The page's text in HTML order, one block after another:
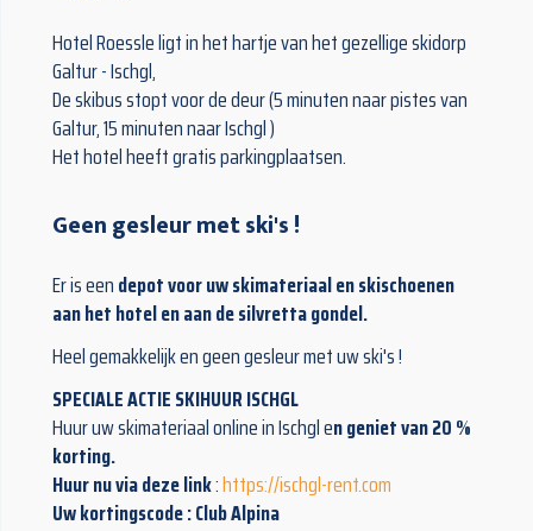
Hotel Roessle ligt in het hartje van het gezellige skidorp
Galtur - Ischgl,
De skibus stopt voor de deur (5 minuten naar pistes van
Galtur, 15 minuten naar Ischgl )
Het hotel heeft gratis parkingplaatsen.
Geen gesleur met ski's !
Er is eendepot voor uw skimateriaal en skischoenen
aan het hotel en aan de silvretta gondel.
Heel gemakkelijk en geen gesleur met uw ski's !
SPECIALE ACTIE SKIHUUR ISCHGL
Huur uw skimateriaal online in Ischgl en geniet van 20 %
korting.
Huur nu via deze link:https://ischgl-rent.com
Uw kortingscode : Club Alpina